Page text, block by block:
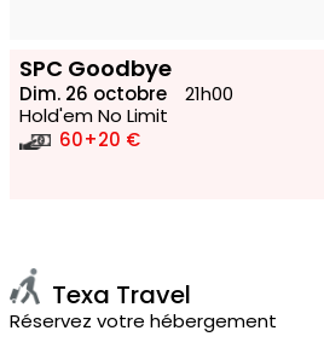
Dim. 26 octobre 21h00
SPC Goodbye
Hold'em No Limit
60+20 €
Texa Travel
Réservez votre hébergement